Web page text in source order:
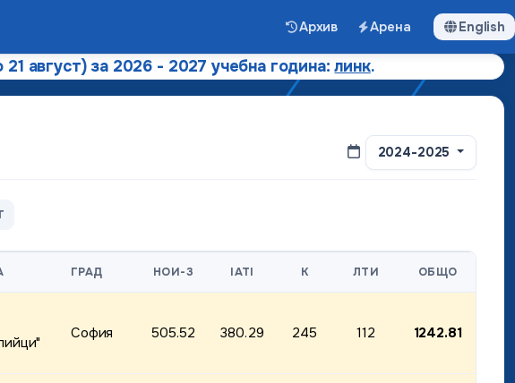
Архив Арена English
август) за 2026 - 2027 учебна година:линк.
2024-2025
ГРАД НОИ-3 IATI K ЛТИ ОБЩО
София 505.52 380.29 245 112 1242.81